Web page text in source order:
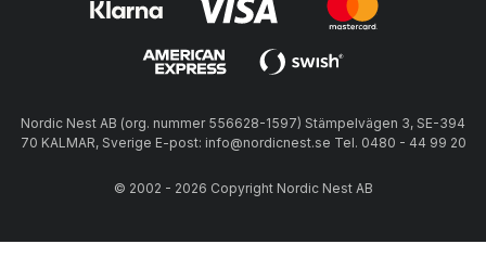
Nordic Nest AB (org. nummer 556628-1597) Stämpelvägen 3, SE-394
70 KALMAR, Sverige E-post: info@nordicnest.se Tel. 0480 - 44 99 20
© 2002 - 2026 Copyright Nordic Nest AB